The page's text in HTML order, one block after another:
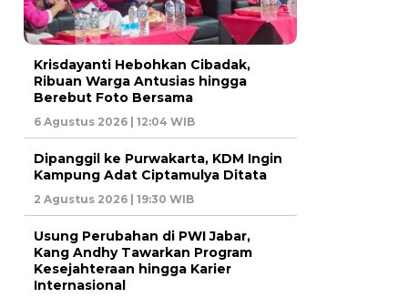
Krisdayanti Hebohkan Cibadak,
Ribuan Warga Antusias hingga
Berebut Foto Bersama
6 Agustus 2026 | 12:04 WIB
Dipanggil ke Purwakarta, KDM Ingin
Kampung Adat Ciptamulya Ditata
2 Agustus 2026 | 19:30 WIB
Usung Perubahan di PWI Jabar,
Kang Andhy Tawarkan Program
Kesejahteraan hingga Karier
Internasional